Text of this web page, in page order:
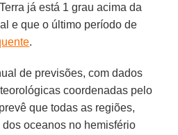
já está 1 grau acima da
e que o último período de
.
de previsões, com dados
coordenadas pelo
prevê que todas as regiões,
oceanos no hemisfério